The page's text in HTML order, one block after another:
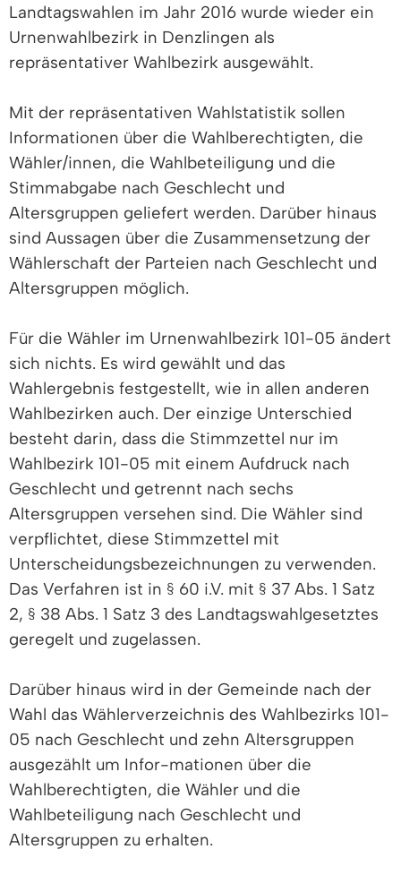
Landtagswahlen im Jahr 2016 wurde wieder ein
Urnenwahlbezirk in Denzlingen als
repräsentativer Wahlbezirk ausgewählt.
Mit der repräsentativen Wahlstatistik sollen
Informationen über die Wahlberechtigten, die
Wähler/innen, die Wahlbeteiligung und die
Stimmabgabe nach Geschlecht und
Altersgruppen geliefert werden. Darüber hinaus
sind Aussagen über die Zusammensetzung der
Wählerschaft der Parteien nach Geschlecht und
Altersgruppen möglich.
Für die Wähler im Urnenwahlbezirk 101-05 ändert
sich nichts. Es wird gewählt und das
Wahlergebnis festgestellt, wie in allen anderen
Wahlbezirken auch. Der einzige Unterschied
besteht darin, dass die Stimmzettel nur im
Wahlbezirk 101-05 mit einem Aufdruck nach
Geschlecht und getrennt nach sechs
Altersgruppen versehen sind. Die Wähler sind
verpflichtet, diese Stimmzettel mit
Unterscheidungsbezeichnungen zu verwenden.
Das Verfahren ist in § 60 i.V. mit § 37 Abs. 1 Satz
2, § 38 Abs. 1 Satz 3 des Landtagswahlgesetztes
geregelt und zugelassen.
Darüber hinaus wird in der Gemeinde nach der
Wahl das Wählerverzeichnis des Wahlbezirks 101-
05 nach Geschlecht und zehn Altersgruppen
ausgezählt um Infor-mationen über die
Wahlberechtigten, die Wähler und die
Wahlbeteiligung nach Geschlecht und
Altersgruppen zu erhalten.